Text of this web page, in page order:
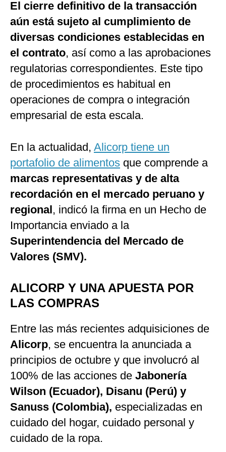
El cierre definitivo de la transacción
aún está sujeto al cumplimiento de
diversas condiciones establecidas en
el contrato, así como a las aprobaciones
regulatorias correspondientes. Este tipo
de procedimientos es habitual en
operaciones de compra o integración
empresarial de esta escala.
En la actualidad, Alicorp tiene un
portafolio de alimentos que comprende a
marcas representativas y de alta
recordación en el mercado peruano y
regional, indicó la firma en un Hecho de
Importancia enviado a la
Superintendencia del Mercado de
Valores (SMV).
ALICORP Y UNA APUESTA POR
LAS COMPRAS
Entre las más recientes adquisiciones de
Alicorp, se encuentra la anunciada a
principios de octubre y que involucró al
100% de las acciones de Jabonería
Wilson (Ecuador), Disanu (Perú) y
Sanuss (Colombia), especializadas en
cuidado del hogar, cuidado personal y
cuidado de la ropa.